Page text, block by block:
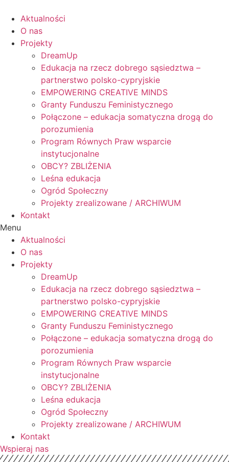
content
Aktualności
O nas
Projekty
DreamUp
Edukacja na rzecz dobrego sąsiedztwa –
partnerstwo polsko-cypryjskie
EMPOWERING CREATIVE MINDS
Granty Funduszu Feministycznego
Połączone – edukacja somatyczna drogą do
porozumienia
Program Równych Praw wsparcie
instytucjonalne
OBCY? ZBLIŻENIA
Leśna edukacja
Ogród Społeczny
Projekty zrealizowane / ARCHIWUM
Kontakt
Menu
Aktualności
O nas
Projekty
DreamUp
Edukacja na rzecz dobrego sąsiedztwa –
partnerstwo polsko-cypryjskie
EMPOWERING CREATIVE MINDS
Granty Funduszu Feministycznego
Połączone – edukacja somatyczna drogą do
porozumienia
Program Równych Praw wsparcie
instytucjonalne
OBCY? ZBLIŻENIA
Leśna edukacja
Ogród Społeczny
Projekty zrealizowane / ARCHIWUM
Kontakt
Wspieraj nas